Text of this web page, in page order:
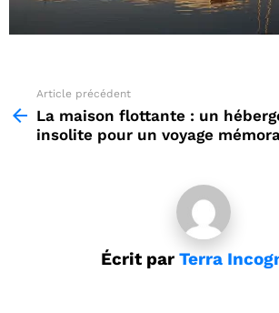
more
Article précédent
La maison flottante : un
insolite pour un voyage
Écrit par Terra